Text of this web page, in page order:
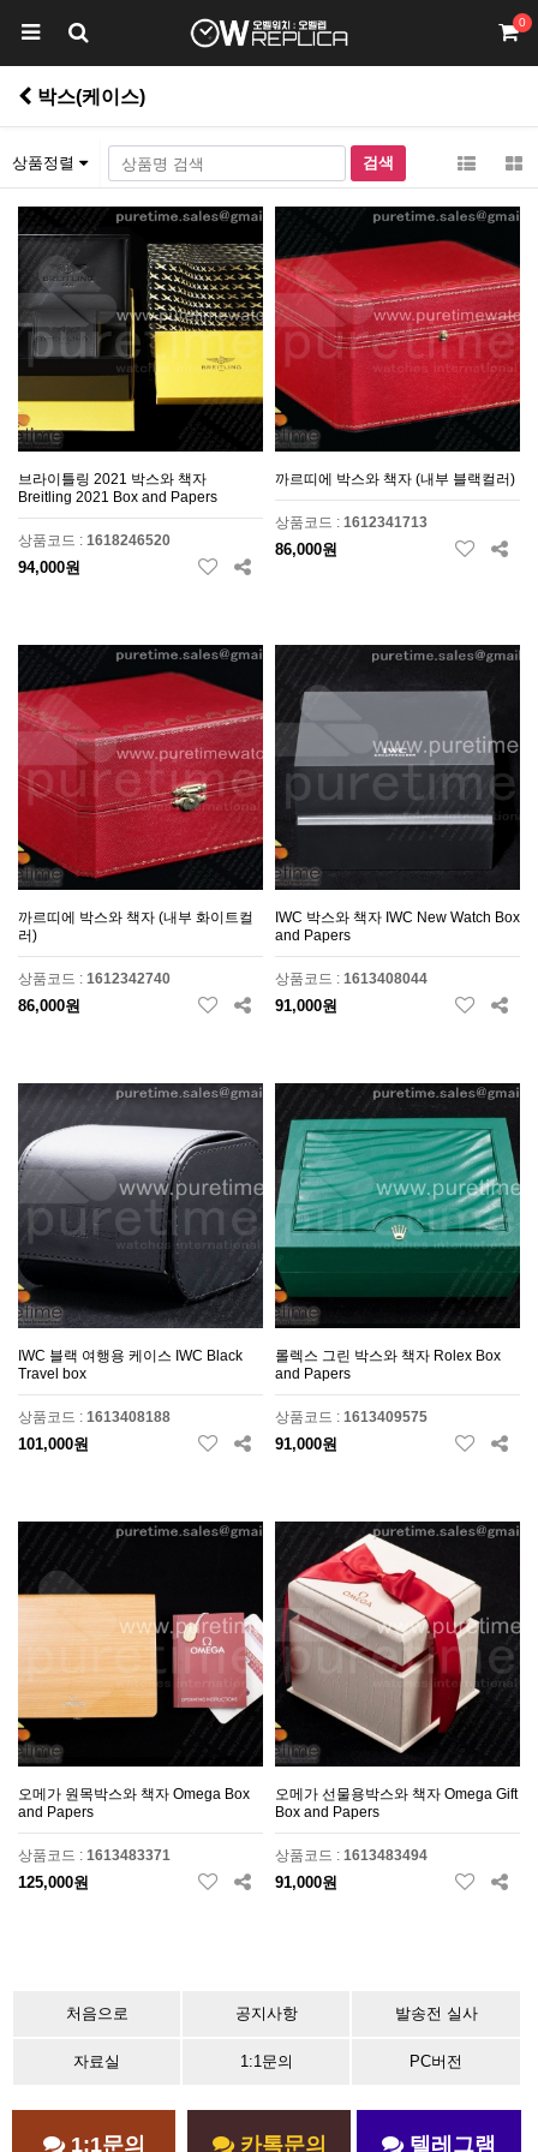
0
박스(케이스)
상품정렬
브라이틀링 2021 박스와 책자
Breitling 2021 Box and Papers
상품코드 : 1618246520
94,000원
까르띠에 박스와 책자 (내부 블랙컬러)
상품코드 : 1612341713
86,000원
까르띠에 박스와 책자 (내부 화이트컬
러)
상품코드 : 1612342740
86,000원
IWC 박스와 책자 IWC New Watch Box
and Papers
상품코드 : 1613408044
91,000원
IWC 블랙 여행용 케이스 IWC Black
Travel box
상품코드 : 1613408188
101,000원
롤렉스 그린 박스와 책자 Rolex Box
and Papers
상품코드 : 1613409575
91,000원
오메가 원목박스와 책자 Omega Box
and Papers
상품코드 : 1613483371
125,000원
오메가 선물용박스와 책자 Omega Gift
Box and Papers
상품코드 : 1613483494
91,000원
처음으로 공지사항 발송전 실사
자료실 1:1문의 PC버전
1:1문의 카톡문의 텔레그램